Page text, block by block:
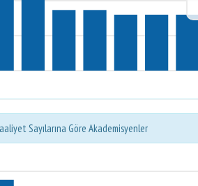
Sayılarına Göre Akademisyenler